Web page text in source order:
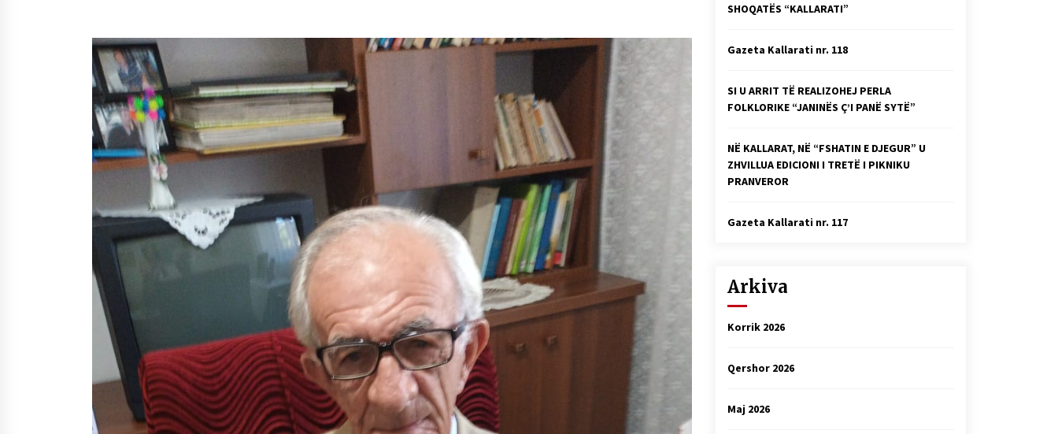
17/10/2025
Faksimilet e një 83 vjetori lufte:
04/10/2025
KALLARATI NË AKSIONET
KOMBËTARE PËR RINDËRTIMIN E
VENDIT – NGA ÇIZE XHAFERAJ
22/09/2025
MIA PËR KALLARATIN SI MËSUES I
MATEMATIKËS, POR EDHE SI NJË
BANOR I PËRKOHSHËM I TIJ”
Gazeta Kallarati nr. 114
06/02/2025
SHOQATËS “KALLARATI”
Gazeta Kallarati nr. 118
SI U ARRIT TË REALIZOHEJ PERLA
FOLKLORIKE “JANINËS Ç’I PANË SYTË”
NË KALLARAT, NË “FSHATIN E DJEGUR” U
ZHVILLUA EDICIONI I TRETË I PIKNIKU
PRANVEROR
Gazeta Kallarati nr. 117
Arkiva
Korrik 2026
Qershor 2026
Maj 2026